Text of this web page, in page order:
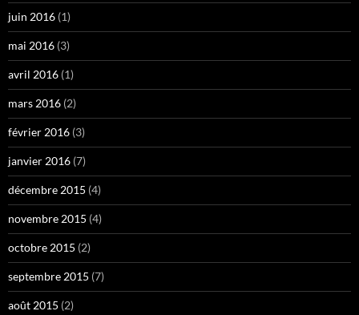
juin 2016 (1)
mai 2016 (3)
avril 2016 (1)
mars 2016 (2)
février 2016 (3)
janvier 2016 (7)
décembre 2015 (4)
novembre 2015 (4)
octobre 2015 (2)
septembre 2015 (7)
août 2015 (2)